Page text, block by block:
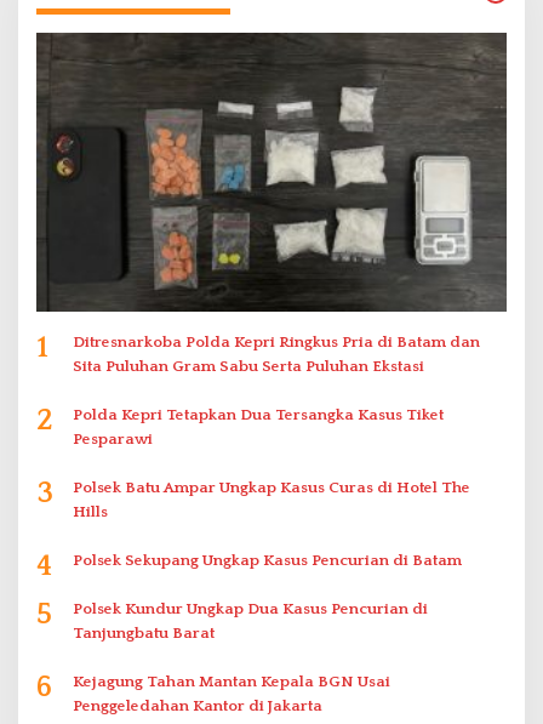
1
Ditresnarkoba Polda Kepri Ringkus Pria di Batam dan
Sita Puluhan Gram Sabu Serta Puluhan Ekstasi
2
Polda Kepri Tetapkan Dua Tersangka Kasus Tiket
Pesparawi
3
Polsek Batu Ampar Ungkap Kasus Curas di Hotel The
Hills
4 Polsek Sekupang Ungkap Kasus Pencurian di Batam
5
Polsek Kundur Ungkap Dua Kasus Pencurian di
Tanjungbatu Barat
6
Kejagung Tahan Mantan Kepala BGN Usai
Penggeledahan Kantor di Jakarta